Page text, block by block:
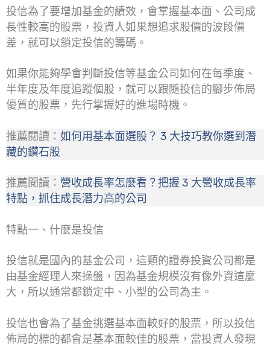
投信為了要增加基金的績效，會掌握基本面、公司成
長性較高的股票，投資人如果想追求股價的波段價
差，就可以鎖定投信的籌碼。
如果你能夠學會判斷投信等基金公司如何在每季度、
半年度及年度追蹤個股，就可以跟隨投信的腳步佈局
優質的股票，先行掌握好的進場時機。
推薦閱讀： 如何用基本面選股？ 3 大技巧教你選到潛
藏的鑽石股
推薦閱讀： 營收成長率怎麼看？把握 3 大營收成長率
特點，抓住成長潛力高的公司
特點一、什麼是投信
投信就是國內的基金公司，這類的證券投資公司都是
由基金經理人來操盤，因為基金規模沒有像外資這麼
大，所以通常都鎖定中、小型的公司為主。
投信也會為了基金挑選基本面較好的股票，所以投信
佈局的標的都會是基本面較佳的股票，當投資人發現